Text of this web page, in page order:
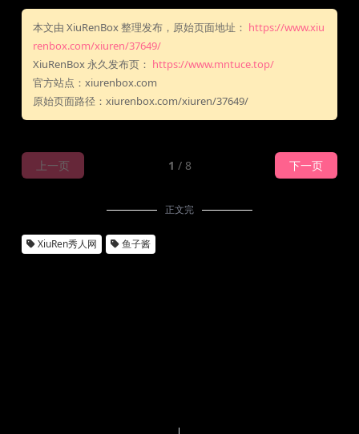
本文由 XiuRenBox 整理发布，原始页面地址： https://www.xiu
renbox.com/xiuren/37649/
XiuRenBox 永久发布页： https://www.mntuce.top/
官方站点：xiurenbox.com
原始页面路径：xiurenbox.com/xiuren/37649/
上一页 1 / 8 下一页
正文完
XiuRen秀人网 鱼子酱